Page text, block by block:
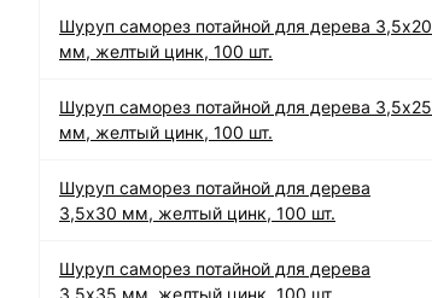
Шуруп саморез потайной для дерева 3,5х20
мм, желтый цинк, 100 шт.
Шуруп саморез потайной для дерева 3,5х25
мм, желтый цинк, 100 шт.
Шуруп саморез потайной для дерева
3,5х30 мм, желтый цинк, 100 шт.
Шуруп саморез потайной для дерева
3,5х35 мм, желтый цинк, 100 шт.